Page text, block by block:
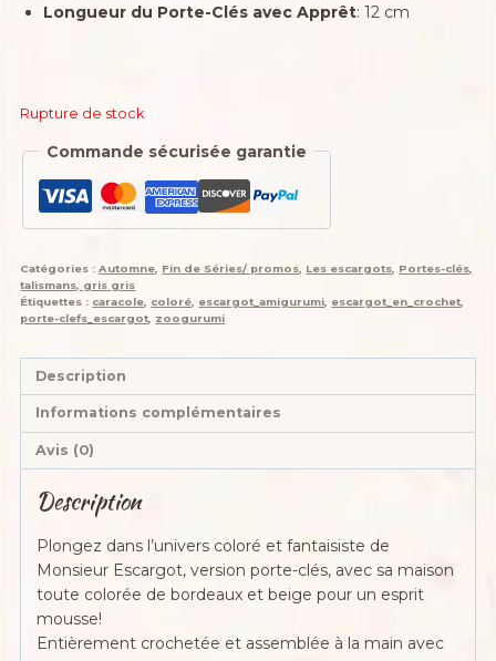
Longueur du Porte-Clés avec Apprêt: 12 cm
Rupture de stock
Commande sécurisée garantie
Catégories :Automne Fin de Séries/ promos Les escargots
Portes-clés,
talismans, gris gris
Étiquettes : caracole coloré escargot_amigurumi escargot_en_crochet
porte-clefs_escargot
zoogurumi
Description
Informations complémentaires
Avis (0)
Description
Plongez dans l’univers coloré et fantaisiste de
Monsieur Escargot, version porte-clés, avec sa maison
toute colorée de bordeaux et beige pour un esprit
mousse!
Entièrement crochetée et assemblée à la main avec